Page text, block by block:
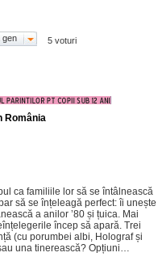
gen 5 voturi
România
ca familiile lor să se întâlnească
să se înțeleagă perfect: îi unește
a anilor ’80 și țuica. Mai
încep să apară. Trei
(cu porumbei albi, Holograf și
una tinerească? Opțiuni…